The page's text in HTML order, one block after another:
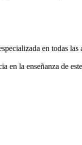
en todas las
en la enseñanza de